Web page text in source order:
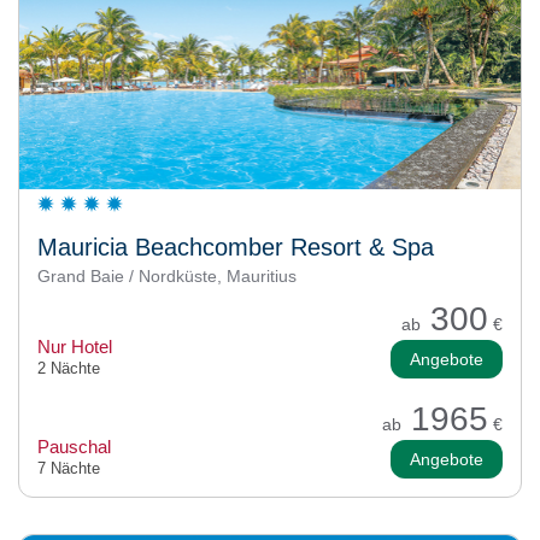
Mauricia Beachcomber Resort & Spa
Grand Baie / Nordküste, Mauritius
ab 300 €
Nur Hotel
2 Nächte Angebote
ab 1965 €
Pauschal
7 Nächte Angebote